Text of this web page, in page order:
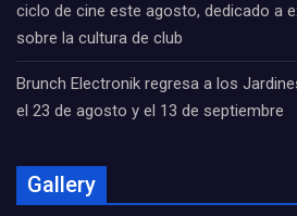
ciclo de cine este agosto, dedicado a
sobre la cultura de club
Brunch Electronik regresa a los
el 23 de agosto y el 13 de septiembre
Gallery